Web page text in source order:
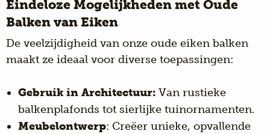
Eindeloze Mogelijkheden met Oude
Balken van Eiken
De veelzijdigheid van onze oude eiken balken
maakt ze ideaal voor diverse toepassingen:
Gebruik in Architectuur: Van rustieke
balkenplafonds tot sierlijke tuinornamenten.
Meubelontwerp: Creëer unieke, opvallende